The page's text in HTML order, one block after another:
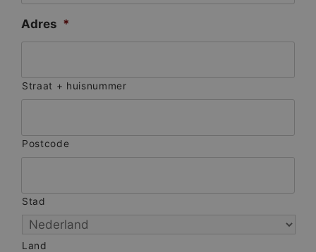
Adres *
Straat + huisnummer
Postcode
Stad
Land